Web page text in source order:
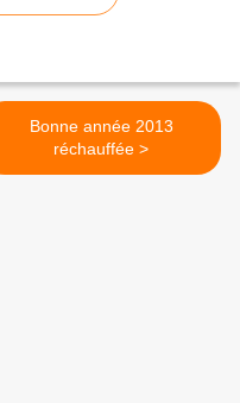
Bonne année 2013
réchauffée >